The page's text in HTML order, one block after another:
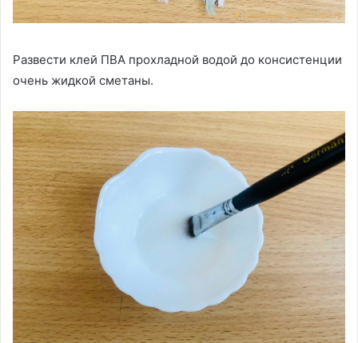
Развести клей ПВА прохладной водой до консистенции
очень жидкой сметаны.